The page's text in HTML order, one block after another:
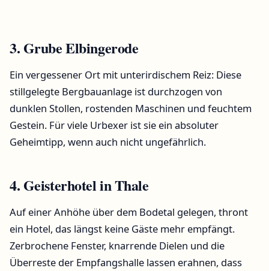
3. Grube Elbingerode
Ein vergessener Ort mit unterirdischem Reiz: Diese
stillgelegte Bergbauanlage ist durchzogen von
dunklen Stollen, rostenden Maschinen und feuchtem
Gestein. Für viele Urbexer ist sie ein absoluter
Geheimtipp, wenn auch nicht ungefährlich.
4. Geisterhotel in Thale
Auf einer Anhöhe über dem Bodetal gelegen, thront
ein Hotel, das längst keine Gäste mehr empfängt.
Zerbrochene Fenster, knarrende Dielen und die
Überreste der Empfangshalle lassen erahnen, dass